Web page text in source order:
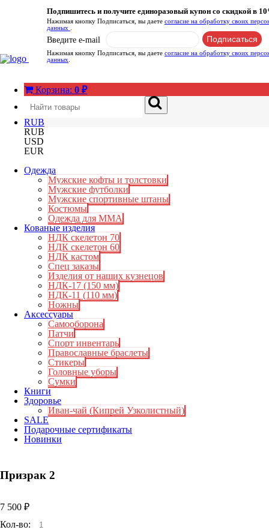
Подпишитесь и получите единоразовый купон со скидкой в
Нажимая кнопку Подписаться, вы даете согласие на обработку своих
данных
Введите e-mail
Нажимая кнопку Подписаться, вы даете согласие на обработку своих
данных
Корзина: 0 ₽
RUB
RUB
USD
EUR
Одежда
Мужские кофты и толстовки
Мужские футболки
Мужские спортивные штаны
Костюмы
Одежда для ММА
Кованые изделия
НДК скелетон 70
НДК скелетон 60
НДК кастом
Спец заказы
Изделия от наших кузнецов
НДК-17 (150 мм)
НДК-11 (110 мм)
Ножны
Аксессуары
Самооборона
Патчи
Спорт инвентарь
Православные браслеты
Стикеры
Головные уборы
Сумки
Книги
Здоровье
Иван-чай (Кипрей Узколистный)
SALE
Подарочные сертификаты
Новинки
Призрак 2
7 500 ₽
Кол-во: